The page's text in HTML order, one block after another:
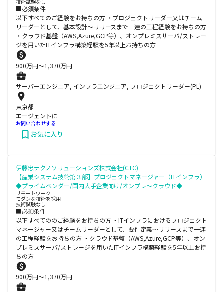
技術試験なし
■必須条件
以下すべてのご経験をお持ちの方 ・プロジェクトリーダー又はチーム
リーダーとして、基本設計～リリースまで一連の工程経験をお持ちの方
・クラウド基盤（AWS,Azure,GCP等）、オンプレミスサーバ/ストレー
ジを用いたITインフラ構築経験を5年以上お持ちの方
900万円〜1,370万円
サーバーエンジニア, インフラエンジニア, プロジェクトリーダー(PL)
東京都
エージェントに
お問い合わせする
お気に入り
伊藤忠テクノソリューションズ株式会社(CTC)
【産業システム技術第３部】プロジェクトマネージャー（ITインフラ）
◆プライムベンダー/国内大手企業向け/オンプレ～クラウド◆
リモートワーク
モダンな技術を採用
技術試験なし
■必須条件
以下すべてののご経験をお持ちの方 ・ITインフラにおけるプロジェクト
マネージャー又はチームリーダーとして、要件定義～リリースまで一連
の工程経験をお持ちの方 ・クラウド基盤（AWS,Azure,GCP等）、オン
プレミスサーバ/ストレージを用いたITインフラ構築経験を5年以上お持
ちの方
900万円〜1,370万円